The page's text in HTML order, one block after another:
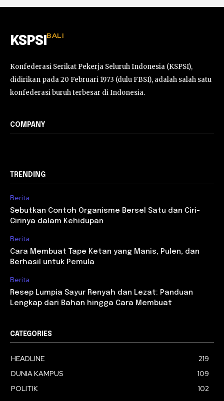
KSPSI BALI
Konfederasi Serikat Pekerja Seluruh Indonesia (KSPSI),
didirikan pada 20 Februari 1973 (dulu FBSI), adalah salah satu
konfederasi buruh terbesar di Indonesia.
COMPANY
TRENDING
Berita
Sebutkan Contoh Organisme Bersel Satu dan Ciri-
Cirinya dalam Kehidupan
Berita
Cara Membuat Tape Ketan yang Manis, Pulen, dan
Berhasil untuk Pemula
Berita
Resep Lumpia Sayur Renyah dan Lezat: Panduan
Lengkap dari Bahan hingga Cara Membuat
CATEGORIES
HEADLINE
219
DUNIA KAMPUS
109
POLITIK
102